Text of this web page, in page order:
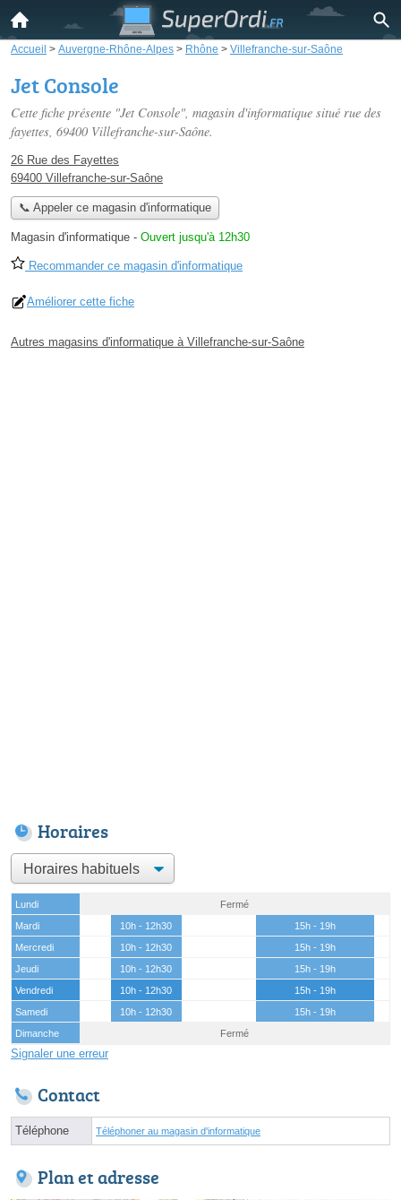
Accueil > Auvergne-Rhône-Alpes > Rhône > Villefranche-sur-Saône
Jet Console
Cette fiche présente "Jet Console", magasin d'informatique situé rue des
fayettes, 69400 Villefranche-sur-Saône.
26 Rue des Fayettes
69400 Villefranche-sur-Saône
📞 Appeler ce magasin d'informatique
Magasin d'informatique - Ouvert jusqu'à 12h30
Recommander ce magasin d'informatique
Améliorer cette fiche
Autres magasins d'informatique à Villefranche-sur-Saône
Horaires
Lundi
Fermé
Mardi
10h - 12h30
15h - 19h
Mercredi
10h - 12h30
15h - 19h
Jeudi
10h - 12h30
15h - 19h
Vendredi
10h - 12h30
15h - 19h
Samedi
10h - 12h30
15h - 19h
Dimanche
Fermé
Signaler une erreur
Contact
Téléphone Téléphoner au magasin d'informatique
Plan et adresse